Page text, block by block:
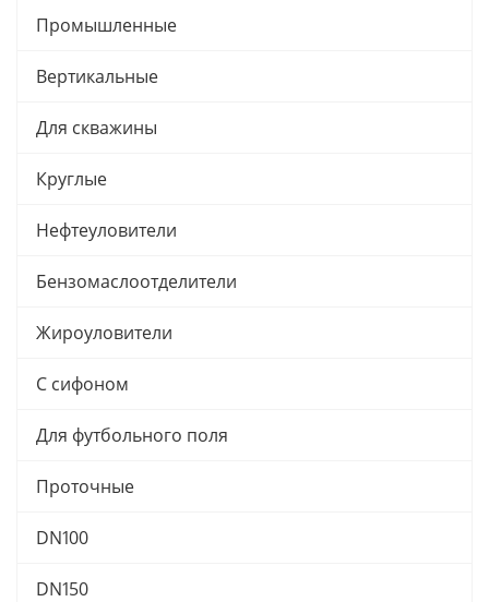
Промышленные
Вертикальные
Для скважины
Круглые
Нефтеуловители
Бензомаслоотделители
Жироуловители
С сифоном
Для футбольного поля
Проточные
DN100
DN150